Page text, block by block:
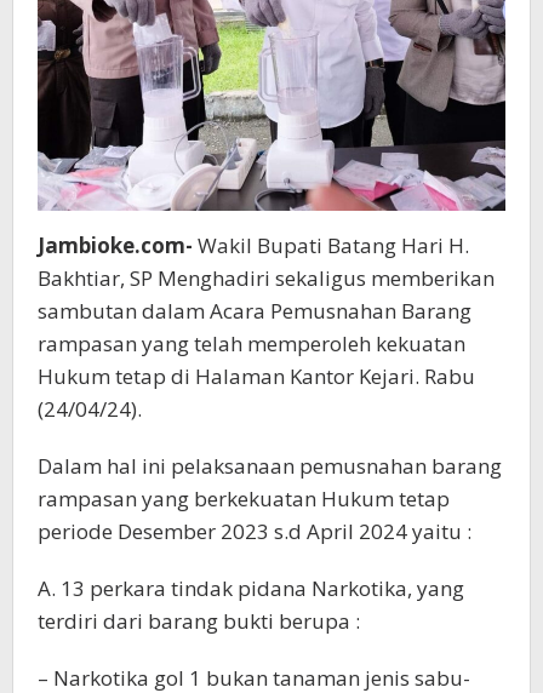
Jambioke.com- Wakil Bupati Batang Hari H.
Bakhtiar, SP Menghadiri sekaligus memberikan
sambutan dalam Acara Pemusnahan Barang
rampasan yang telah memperoleh kekuatan
Hukum tetap di Halaman Kantor Kejari. Rabu
(24/04/24).
Dalam hal ini pelaksanaan pemusnahan barang
rampasan yang berkekuatan Hukum tetap
periode Desember 2023 s.d April 2024 yaitu :
A. 13 perkara tindak pidana Narkotika, yang
terdiri dari barang bukti berupa :
– Narkotika gol 1 bukan tanaman jenis sabu-